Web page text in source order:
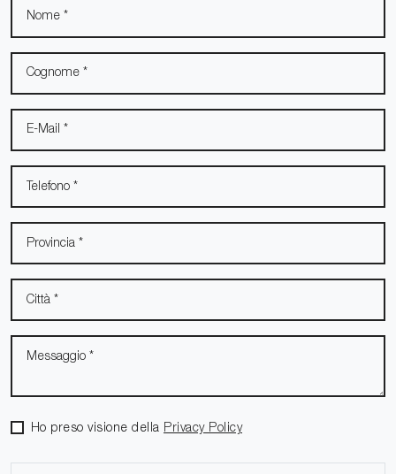
Ho preso visione della Privacy Policy